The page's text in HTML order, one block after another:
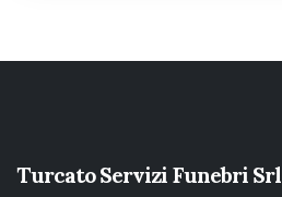
Turcato Servizi Funebri Srl